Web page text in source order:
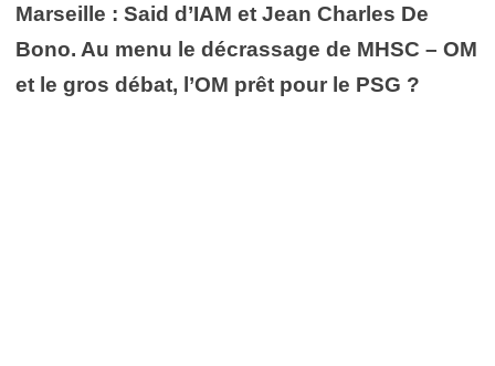
Marseille : Said d’IAM et Jean Charles De
Bono. Au menu le décrassage de MHSC – OM
et le gros débat, l’OM prêt pour le PSG ?